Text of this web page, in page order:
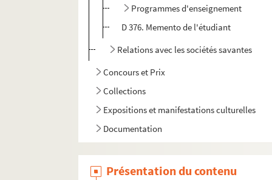
Programmes d'enseignement
D 376. Memento de l'étudiant
Relations avec les sociétés savantes
Concours et Prix
Collections
Expositions et manifestations culturelles
Documentation
Présentation du contenu